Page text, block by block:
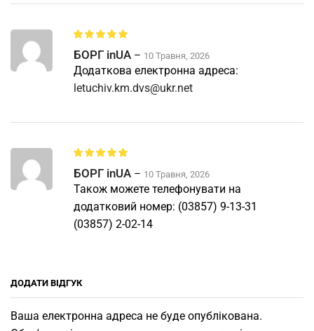
БОРГ inUA – 10 Травня, 2026
Додаткова електронна адреса:
letuchiv.km.dvs@ukr.net
БОРГ inUA – 10 Травня, 2026
Також можете телефонувати на
додатковий номер: (03857) 9-13-31
(03857) 2-02-14
ДОДАТИ ВІДГУК
Ваша електронна адреса не буде опублікована.